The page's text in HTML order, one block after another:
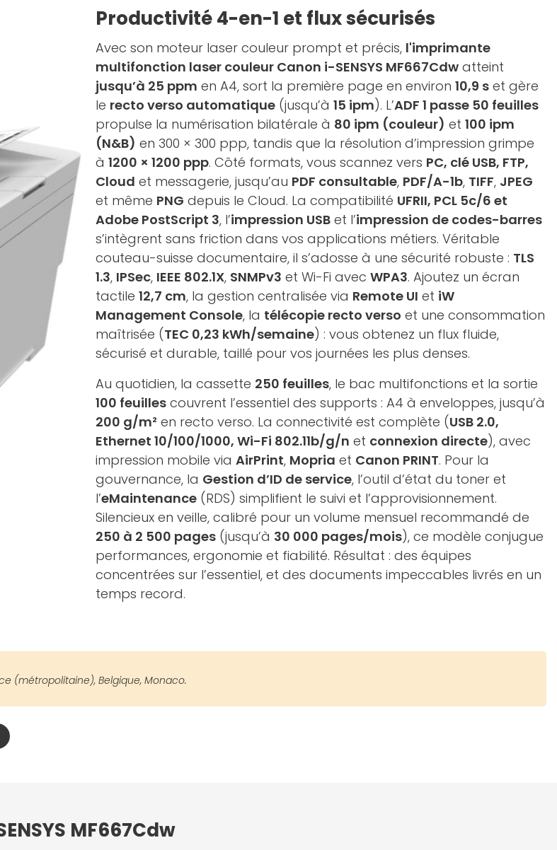
Productivité 4-en-1 et flux sécurisés
Avec son moteur laser couleur prompt et précis, l'imprimante
multifonction laser couleur Canon i-SENSYS MF667Cdw atteint
jusqu’à 25 ppm en A4, sort la première page en environ 10,9 s et gère
le recto verso automatique (jusqu’à 15 ipm). L’ADF 1 passe 50 feuilles
propulse la numérisation bilatérale à 80 ipm (couleur) et 100 ipm
(N&B) en 300 × 300 ppp, tandis que la résolution d’impression grimpe
à 1200 × 1200 ppp. Côté formats, vous scannez vers PC, clé USB, FTP,
Cloud et messagerie, jusqu’au PDF consultable, PDF/A-1b, TIFF, JPEG
et même PNG depuis le Cloud. La compatibilité UFRII, PCL 5c/6 et
Adobe PostScript 3, l’impression USB et l’impression de codes-barres
s’intègrent sans friction dans vos applications métiers. Véritable
couteau-suisse documentaire, il s’adosse à une sécurité robuste : TLS
1.3, IPSec, IEEE 802.1X, SNMPv3 et Wi-Fi avec WPA3. Ajoutez un écran
tactile 12,7 cm, la gestion centralisée via Remote UI et iW
Management Console, la télécopie recto verso et une consommation
maîtrisée (TEC 0,23 kWh/semaine) : vous obtenez un flux fluide,
sécurisé et durable, taillé pour vos journées les plus denses.
Au quotidien, la cassette 250 feuilles, le bac multifonctions et la sortie
100 feuilles couvrent l’essentiel des supports : A4 à enveloppes, jusqu’à
200 g/m² en recto verso. La connectivité est complète (USB 2.0,
Ethernet 10/100/1000, Wi-Fi 802.11b/g/n et connexion directe), avec
impression mobile via AirPrint, Mopria et Canon PRINT. Pour la
gouvernance, la Gestion d’ID de service, l’outil d’état du toner et
l’eMaintenance (RDS) simplifient le suivi et l’approvisionnement.
Silencieux en veille, calibré pour un volume mensuel recommandé de
250 à 2 500 pages (jusqu’à 30 000 pages/mois), ce modèle conjugue
performances, ergonomie et fiabilité. Résultat : des équipes
concentrées sur l’essentiel, et des documents impeccables livrés en un
temps record.
(métropolitaine), Belgique, Monaco.
MF667Cdw